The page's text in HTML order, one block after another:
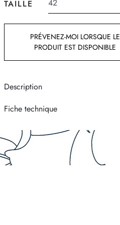
TAILLE
PRÉVENEZ-MOI LORSQUE LE
PRODUIT EST DISPONIBLE
Description
Fiche technique